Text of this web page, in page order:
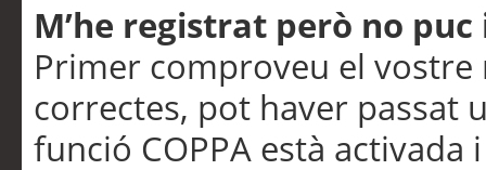
M’he registrat però no
Primer comproveu el vostre
correctes, pot haver passat
funció COPPA està